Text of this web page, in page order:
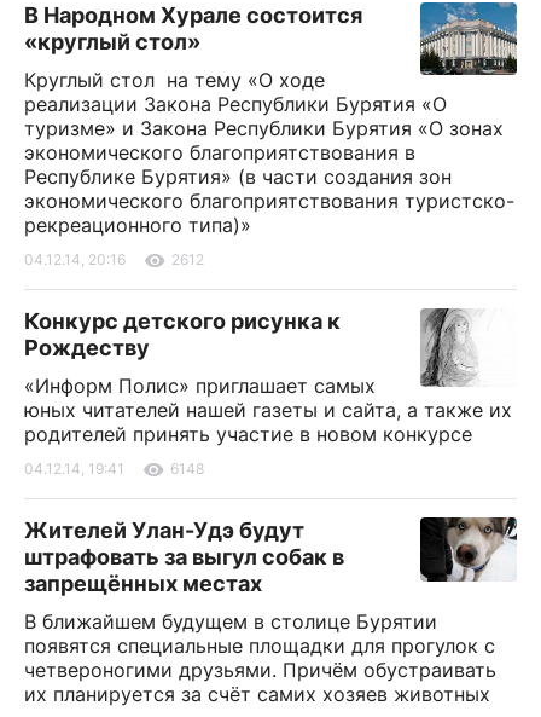
В Народном Хурале состоится
«круглый стол»
Круглый стол на тему «О ходе
реализации Закона Республики Бурятия «О
туризме» и Закона Республики Бурятия «О зонах
экономического благоприятствования в
Республике Бурятия» (в части создания зон
экономического благоприятствования туристско-
рекреационного типа)»
04.12.14, 20:16 2612
Конкурс детского рисунка к
Рождеству
«Информ Полис» приглашает самых
юных читателей нашей газеты и сайта, а также их
родителей принять участие в новом конкурсе
04.12.14, 19:41 6148
Жителей Улан-Удэ будут
штрафовать за выгул собак в
запрещённых местах
В ближайшем будущем в столице Бурятии
появятся специальные площадки для прогулок с
четвероногими друзьями. Причём обустраивать
их планируется за счёт самих хозяев животных